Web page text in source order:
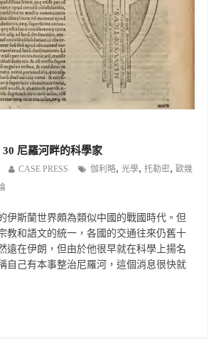
30 尼羅河畔的科學家
CASE PRESS 伽利略,光學,托勒密,歐幾
伊斯蘭世界頗為類似中國的戰國時代。但
教和語文的統一，各國的交通往來仍舊十
遠在伊朗，但由於他很早就在科學上揚名
自己有本事整治尼羅河，這個消息很快就